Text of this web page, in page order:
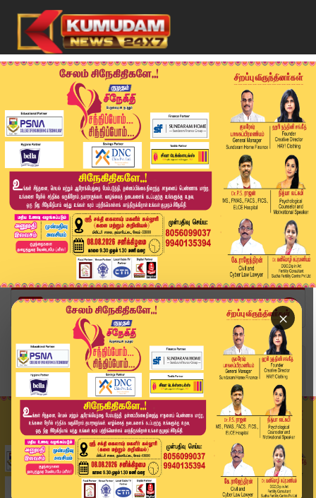
×
Home
வீடியோ ஸ்டோரி
மருந்தக வேலை நிறுத்தத்தால் பாதிப்பா..? அருண் ரா...